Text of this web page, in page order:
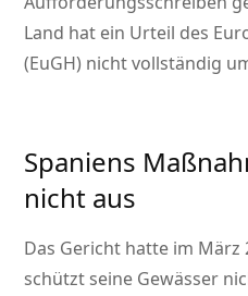
Land hat ein Urteil des
(EuGH) nicht vollständig
Spaniens
nicht aus
Das Gericht hatte im März
schützt seine Gewässer